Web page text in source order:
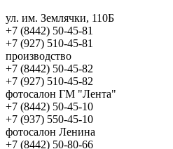
ул. им. Землячки, 110Б
+7 (8442) 50-45-81
+7 (927) 510-45-81
производство
+7 (8442) 50-45-82
+7 (927) 510-45-82
фотосалон ГМ "Лента"
+7 (8442) 50-45-10
+7 (937) 550-45-10
фотосалон Ленина
+7 (8442) 50-80-66